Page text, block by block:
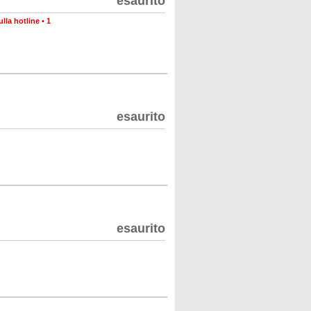
hotline • 1
esaurito
esaurito